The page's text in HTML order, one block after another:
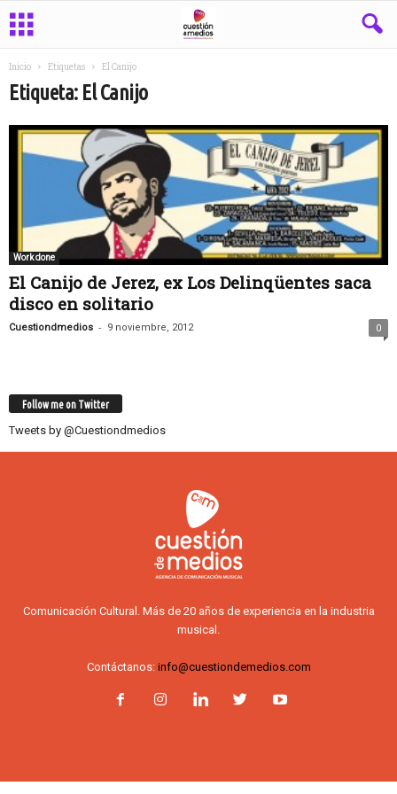
Inicio Etiquetas El Canijo
Etiqueta: El Canijo
Work done
El Canijo de Jerez, ex Los Delinqüentes saca
disco en solitario
Cuestiondmedios - 9 noviembre, 2012 0
Follow me on Twitter
Tweets by @Cuestiondmedios
Comunicación Cultural. Más de 20 años de experiencia en la industria
musical.
Contáctanos: info@cuestiondemedios.com